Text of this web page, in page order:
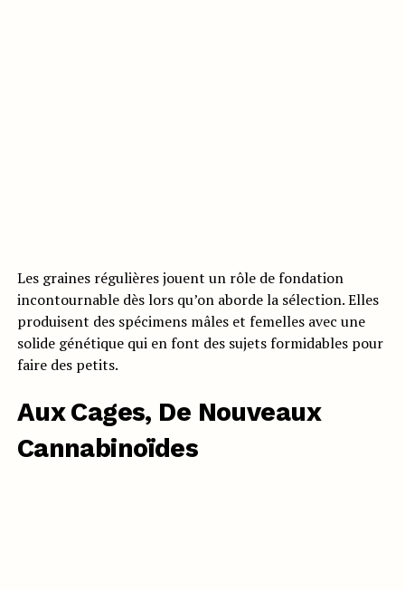
Les graines régulières jouent un rôle de fondation
incontournable dès lors qu’on aborde la sélection. Elles
produisent des spécimens mâles et femelles avec une
solide génétique qui en font des sujets formidables pour
faire des petits.
Aux Cages, De Nouveaux
Cannabinoïdes